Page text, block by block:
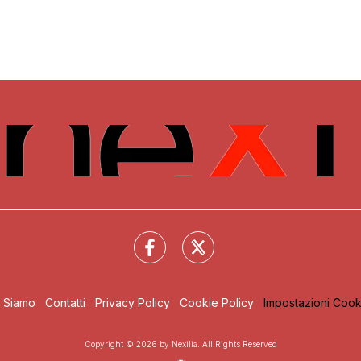
Siamo Contatti Privacy Policy Cookie Policy Impostazioni
Copyright © 2026 by Nexilia. All Rights Reserved